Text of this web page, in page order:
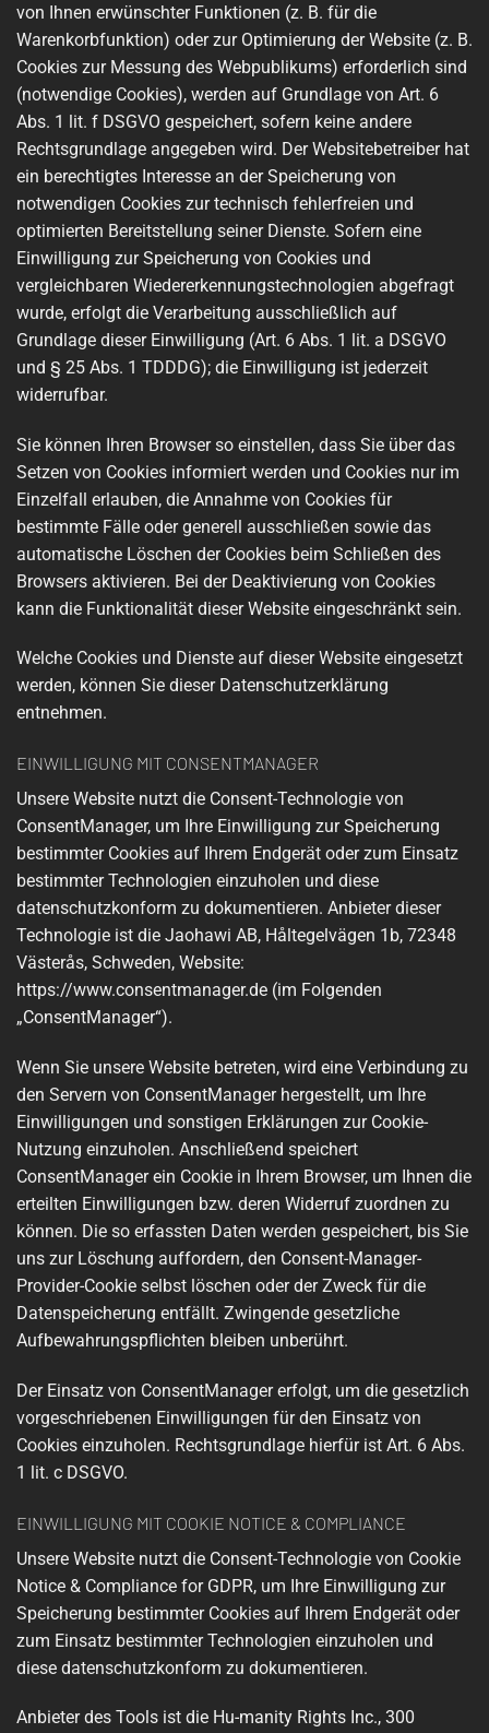
von Ihnen erwünschter Funktionen (z. B. für die
Warenkorbfunktion) oder zur Optimierung der Website (z. B.
Cookies zur Messung des Webpublikums) erforderlich sind
(notwendige Cookies), werden auf Grundlage von Art. 6
Abs. 1 lit. f DSGVO gespeichert, sofern keine andere
Rechtsgrundlage angegeben wird. Der Websitebetreiber hat
ein berechtigtes Interesse an der Speicherung von
notwendigen Cookies zur technisch fehlerfreien und
optimierten Bereitstellung seiner Dienste. Sofern eine
Einwilligung zur Speicherung von Cookies und
vergleichbaren Wiedererkennungstechnologien abgefragt
wurde, erfolgt die Verarbeitung ausschließlich auf
Grundlage dieser Einwilligung (Art. 6 Abs. 1 lit. a DSGVO
und § 25 Abs. 1 TDDDG); die Einwilligung ist jederzeit
widerrufbar.
Sie können Ihren Browser so einstellen, dass Sie über das
Setzen von Cookies informiert werden und Cookies nur im
Einzelfall erlauben, die Annahme von Cookies für
bestimmte Fälle oder generell ausschließen sowie das
automatische Löschen der Cookies beim Schließen des
Browsers aktivieren. Bei der Deaktivierung von Cookies
kann die Funktionalität dieser Website eingeschränkt sein.
Welche Cookies und Dienste auf dieser Website eingesetzt
werden, können Sie dieser Datenschutzerklärung
entnehmen.
EINWILLIGUNG MIT CONSENTMANAGER
Unsere Website nutzt die Consent-Technologie von
ConsentManager, um Ihre Einwilligung zur Speicherung
bestimmter Cookies auf Ihrem Endgerät oder zum Einsatz
bestimmter Technologien einzuholen und diese
datenschutzkonform zu dokumentieren. Anbieter dieser
Technologie ist die Jaohawi AB, Håltegelvägen 1b, 72348
Västerås, Schweden, Website:
https://www.consentmanager.de (im Folgenden
„ConsentManager“).
Wenn Sie unsere Website betreten, wird eine Verbindung zu
den Servern von ConsentManager hergestellt, um Ihre
Einwilligungen und sonstigen Erklärungen zur Cookie-
Nutzung einzuholen. Anschließend speichert
ConsentManager ein Cookie in Ihrem Browser, um Ihnen die
erteilten Einwilligungen bzw. deren Widerruf zuordnen zu
können. Die so erfassten Daten werden gespeichert, bis Sie
uns zur Löschung auffordern, den Consent-Manager-
Provider-Cookie selbst löschen oder der Zweck für die
Datenspeicherung entfällt. Zwingende gesetzliche
Aufbewahrungspflichten bleiben unberührt.
Der Einsatz von ConsentManager erfolgt, um die gesetzlich
vorgeschriebenen Einwilligungen für den Einsatz von
Cookies einzuholen. Rechtsgrundlage hierfür ist Art. 6 Abs.
1 lit. c DSGVO.
EINWILLIGUNG MIT COOKIE NOTICE & COMPLIANCE
Unsere Website nutzt die Consent-Technologie von Cookie
Notice & Compliance for GDPR, um Ihre Einwilligung zur
Speicherung bestimmter Cookies auf Ihrem Endgerät oder
zum Einsatz bestimmter Technologien einzuholen und
diese datenschutzkonform zu dokumentieren.
Anbieter des Tools ist die Hu-manity Rights Inc., 300